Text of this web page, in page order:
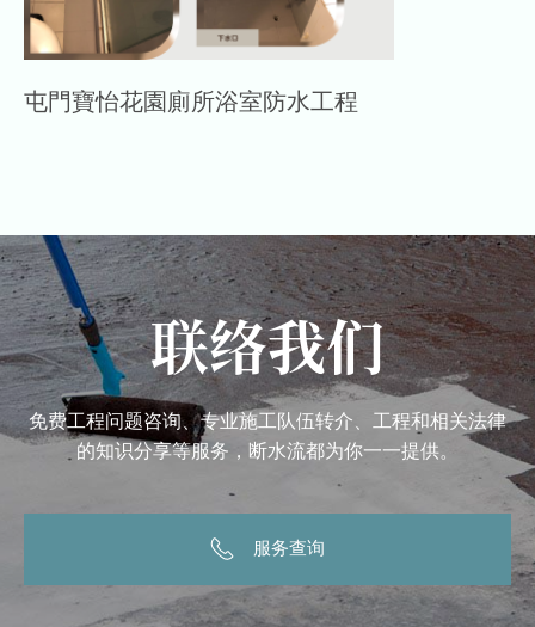
屯門寶怡花園廁所浴室防水工程
联络我们
免费工程问题咨询、专业施工队伍转介、工程和相关法律
的知识分享等服务，断水流都为你一一提供。
服务查询